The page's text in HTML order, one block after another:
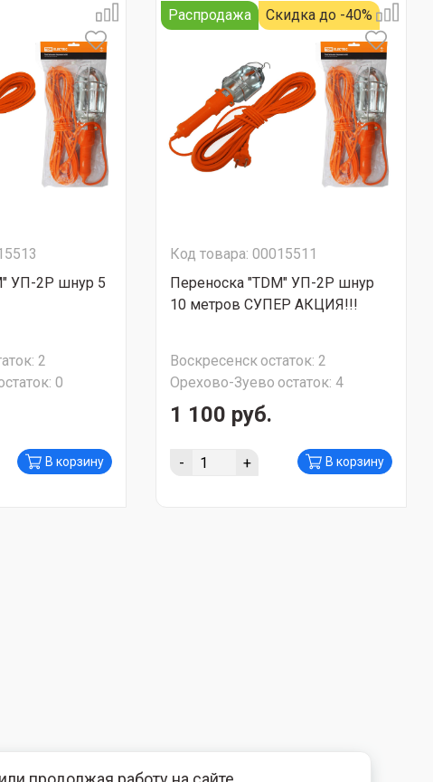
УП-2Р шнур 5
2
0
В корзину
Распродажа Скидка до -40%
Код товара: 00015511
Переноска "TDM" УП-2Р шнур
10 метров СУПЕР АКЦИЯ!!!
Воскресенскостаток: 2
Орехово-Зуево остаток: 4
1 100 руб.
- + В корзину